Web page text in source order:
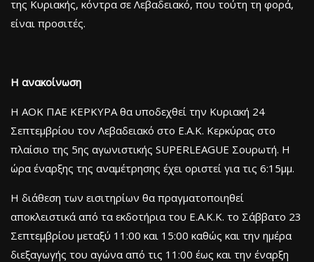
της Κυριακής, κόντρα σε Λεβαδειακό, που τούτη τη φορά,
είναι προσιτές.
Η ανακοίνωση
Η ΑΟΚ ΠΑΕ ΚΕΡΚΥΡΑ θα υποδεχθεί την Κυριακή 24
Σεπτεμβρίου τον Λεβαδειακό στο Ε.Α.Κ. Κερκύρας στο
πλαίσιο της 5ης αγωνιστικής SUPERLEAGUE Σουρωτή. Η
ώρα έναρξης της αναμέτρησης έχει οριστεί για τις 6:15μμ.
Η διάθεση των εισιτηρίων θα πραγματοποιηθεί
αποκλειστικά από τα εκδοτήρια του Ε.Α.Κ.Κ. το Σάββατο 23
Σεπτεμβρίου μεταξύ 11:00 και 15:00 καθώς και την ημέρα
διεξαγωγής του αγώνα από τις 11:00 έως και την έναρξη